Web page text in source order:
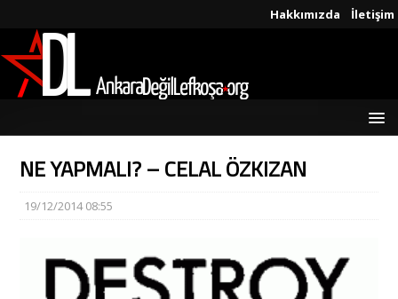
Hakkımızda İletişim
NE YAPMALI? – CELAL ÖZKIZAN
19/12/2014 08:55